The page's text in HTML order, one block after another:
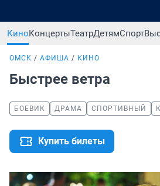
КиноКонцертыТеатрДетямСпорт
ОМСК АФИША КИНО
Быстрее ветра
БОЕВИК ДРАМА СПОРТИВНЫЙ
Купить билеты